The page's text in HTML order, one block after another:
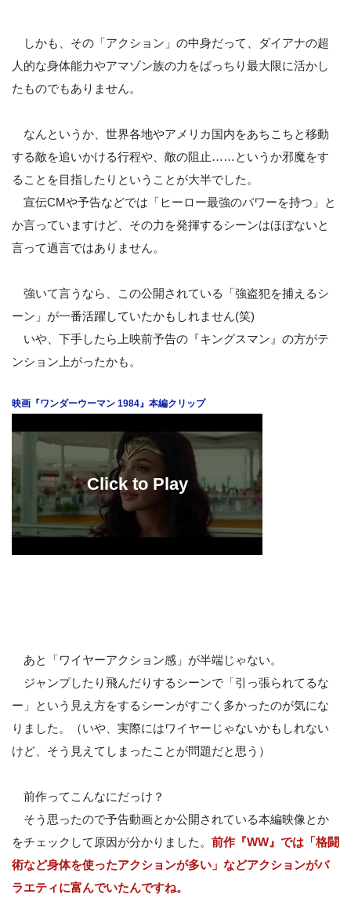
しかも、その「アクション」の中身だって、ダイアナの超
人的な身体能力やアマゾン族の力をばっちり最大限に活かし
たものでもありません。
なんというか、世界各地やアメリカ国内をあちこちと移動
する敵を追いかける行程や、敵の阻止……というか邪魔をす
ることを目指したりということが大半でした。
宣伝CMや予告などでは「ヒーロー最強のパワーを持つ」と
か言っていますけど、その力を発揮するシーンはほぼないと
言って過言ではありません。
強いて言うなら、この公開されている「強盗犯を捕えるシ
ーン」が一番活躍していたかもしれません(笑)
いや、下手したら上映前予告の『キングスマン』の方がテ
ンション上がったかも。
映画『ワンダーウーマン 1984』本編クリップ
あと「ワイヤーアクション感」が半端じゃない。
ジャンプしたり飛んだりするシーンで「引っ張られてるな
ー」という見え方をするシーンがすごく多かったのが気にな
りました。（いや、実際にはワイヤーじゃないかもしれない
けど、そう見えてしまったことが問題だと思う）
前作ってこんなにだっけ？
そう思ったので予告動画とか公開されている本編映像とか
をチェックして原因が分かりました。 前作『WW』では「格闘
術など身体を使ったアクションが多い」などアクションがバ
ラエティに富んでいたんですね。